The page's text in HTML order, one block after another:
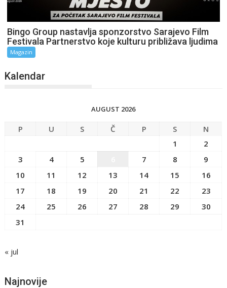
Bingo Group nastavlja sponzorstvo Sarajevo Film
Festivala Partnerstvo koje kulturu približava ljudima
Magazin
Kalendar
AUGUST 2026
P U S Č P S
N
1
2
3
4 5 7 8
9
10
11 12 13 14 15
16
17
18 19 20 21 22
23
24
25 26 27 28 29
30
31
« jul
Najnovije